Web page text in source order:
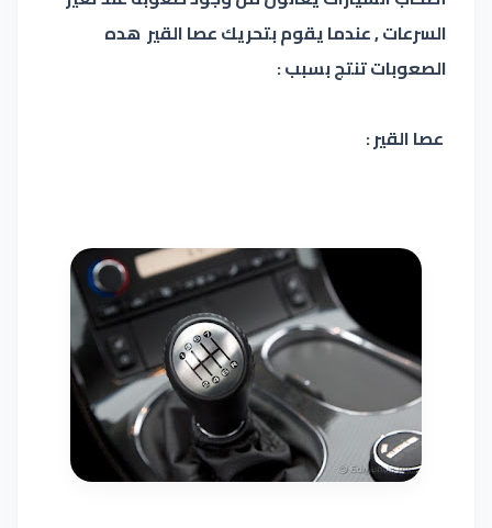
السرعات , عندما يقوم بتحريك عصا القير هده
الصعوبات تنتج بسبب :
عصا القير :